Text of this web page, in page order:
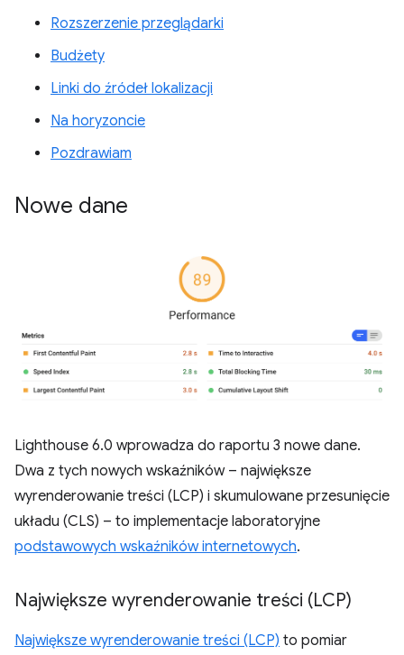
Rozszerzenie przeglądarki
Budżety
Linki do źródeł lokalizacji
Na horyzoncie
Pozdrawiam
Nowe dane
Lighthouse 6.0 wprowadza do raportu 3 nowe dane.
Dwa z tych nowych wskaźników – największe
wyrenderowanie treści (LCP) i skumulowane przesunięcie
układu (CLS) – to implementacje laboratoryjne
podstawowych wskaźników internetowych.
Największe wyrenderowanie treści (LCP)
Największe wyrenderowanie treści (LCP) to pomiar